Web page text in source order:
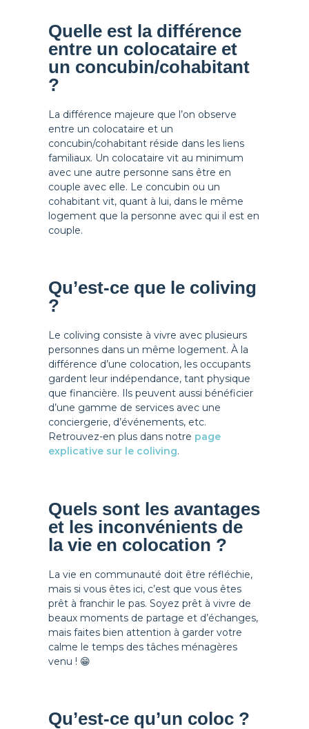
Quelle est la différence
entre un colocataire et
un concubin/cohabitant
?
La différence majeure que l’on observe
entre un colocataire et un
concubin/cohabitant réside dans les liens
familiaux. Un colocataire vit au minimum
avec une autre personne sans être en
couple avec elle. Le concubin ou un
cohabitant vit, quant à lui, dans le même
logement que la personne avec qui il est en
couple.
Qu’est-ce que le coliving
?
Le coliving consiste à vivre avec plusieurs
personnes dans un même logement. À la
différence d’une colocation, les occupants
gardent leur indépendance, tant physique
que financière. Ils peuvent aussi bénéficier
d’une gamme de services avec une
conciergerie, d’événements, etc.
Retrouvez-en plus dans notre page
explicative sur le coliving.
Quels sont les avantages
et les inconvénients de
la vie en colocation ?
La vie en communauté doit être réfléchie,
mais si vous êtes ici, c’est que vous êtes
prêt à franchir le pas. Soyez prêt à vivre de
beaux moments de partage et d’échanges,
mais faites bien attention à garder votre
calme le temps des tâches ménagères
venu ! 😁
Qu’est-ce qu’un coloc ?